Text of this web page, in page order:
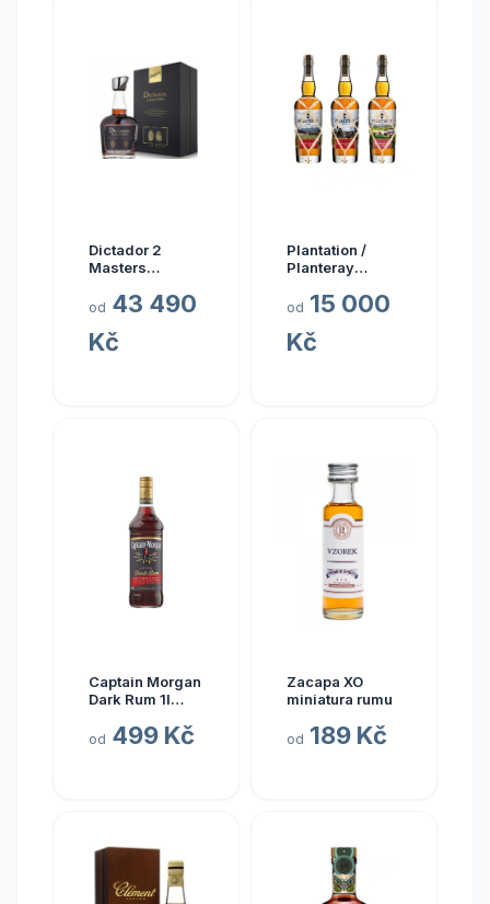
Dictador 2
Masters
1977 45yo (3rd
od 43 490
Kč
Plantation /
Planteray
Sada Single
Cellar 2024
od 15 000
Kč
Captain Morgan
Dark Rum 1l
od 499 Kč
Zacapa XO
miniatura rumu
od 189 Kč